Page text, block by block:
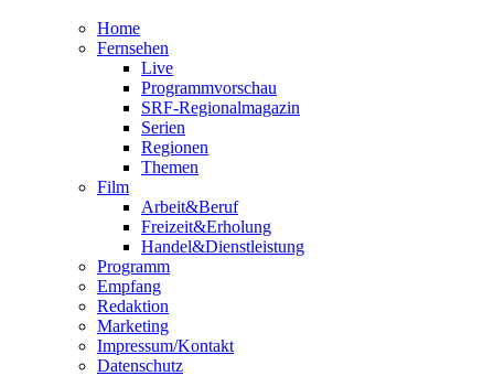
Home
Fernsehen
Live
Programmvorschau
SRF-Regionalmagazin
Serien
Regionen
Themen
Film
Arbeit&Beruf
Freizeit&Erholung
Handel&Dienstleistung
Programm
Empfang
Redaktion
Marketing
Impressum/Kontakt
Datenschutz